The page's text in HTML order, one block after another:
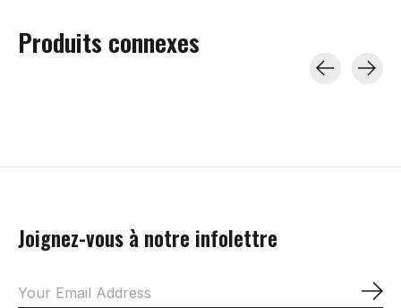
Produits connexes
Joignez-vous à notre infolettre